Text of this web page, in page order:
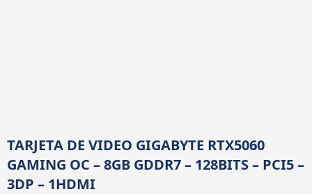
TARJETA DE VIDEO GIGABYTE RTX5060
GAMING OC – 8GB GDDR7 – 128BITS – PCI5 –
3DP – 1HDMI